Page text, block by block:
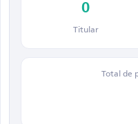
0
Titular
Total de